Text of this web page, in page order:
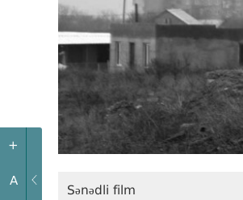
+
A
Sənədli film